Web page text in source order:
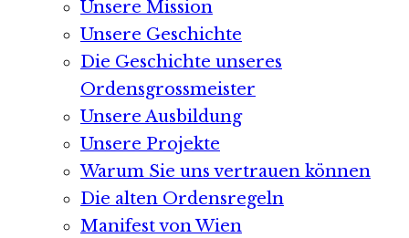
Unsere Mission
Unsere Geschichte
Die Geschichte unseres
Ordensgrossmeister
Unsere Ausbildung
Unsere Projekte
Warum Sie uns vertrauen können
Die alten Ordensregeln
Manifest von Wien